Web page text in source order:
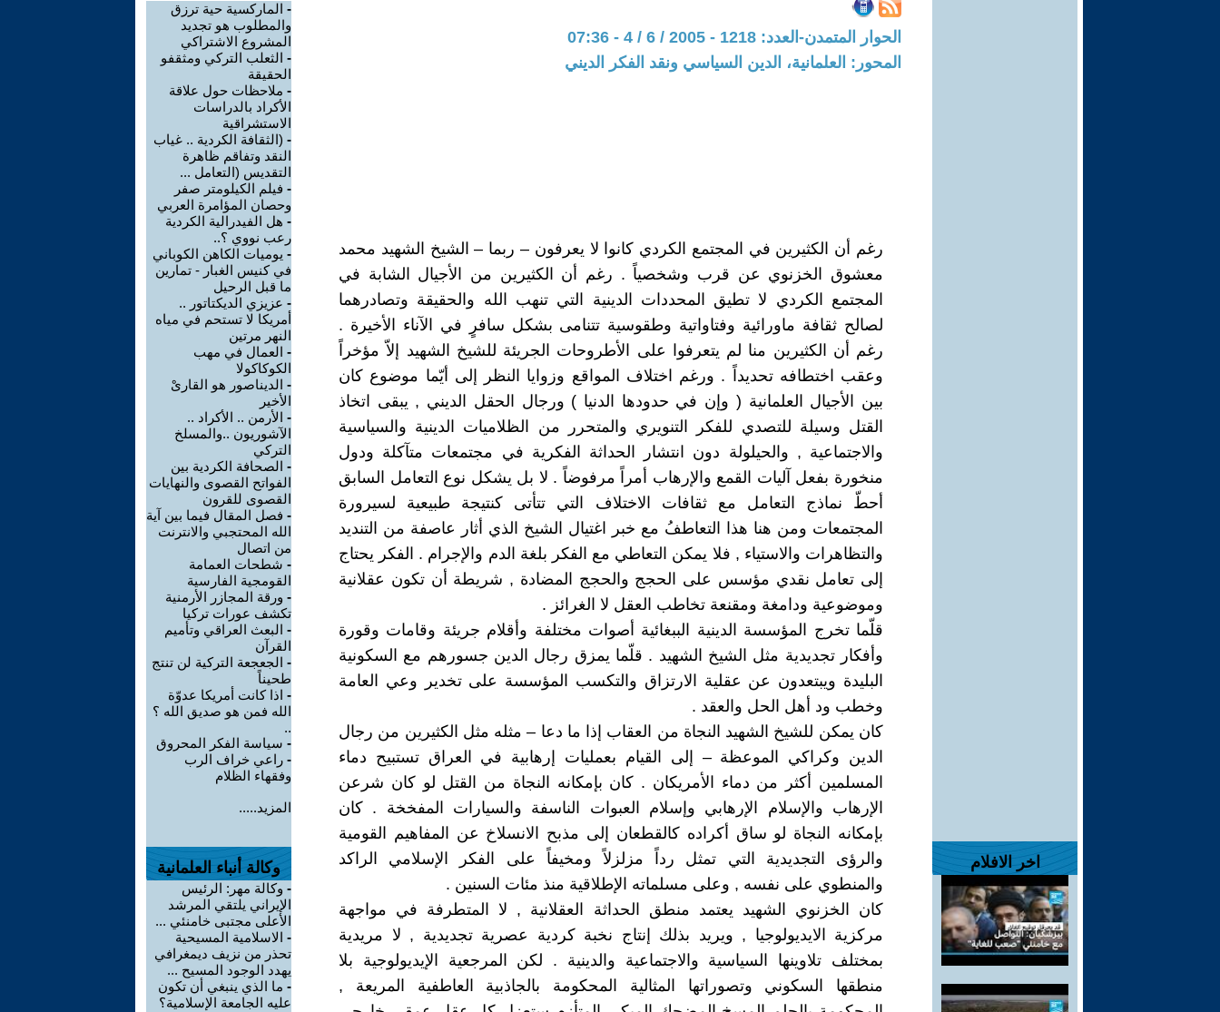
اخر الافلام
الحوار المتمدن-العدد: 1218 - 2005 / 6 / 4 - 07:36
المحور: العلمانية، الدين السياسي ونقد الفكر الديني
رغم أن الكثيرين في المجتمع الكردي كانوا لا يعرفون – ربما – الشيخ الشهيد محمد
معشوق الخزنوي عن قرب وشخصياً . رغم أن الكثيرين من الأجيال الشابة في
المجتمع الكردي لا تطيق المحددات الدينية التي تنهب الله والحقيقة وتصادرهما
لصالح ثقافة ماورائية وفتاواتية وطقوسية تتنامى بشكل سافرٍ في الآناء الأخيرة .
رغم أن الكثيرين منا لم يتعرفوا على الأطروحات الجريئة للشيخ الشهيد إلاّ مؤخراً
وعقب اختطافه تحديداً . ورغم اختلاف المواقع وزوايا النظر إلى أيّما موضوع كان
بين الأجيال العلمانية ( وإن في حدودها الدنيا ) ورجال الحقل الديني , يبقى اتخاذ
القتل وسيلة للتصدي للفكر التنويري والمتحرر من الظلاميات الدينية والسياسية
والاجتماعية , والحيلولة دون انتشار الحداثة الفكرية في مجتمعات متآكلة ودول
منخورة بفعل آليات القمع والإرهاب أمراً مرفوضاً . لا بل يشكل نوع التعامل السابق
أحطّ نماذج التعامل مع ثقافات الاختلاف التي تتأتى كنتيجة طبيعية لسيرورة
المجتمعات ومن هنا هذا التعاطفُ مع خبر اغتيال الشيخ الذي أثار عاصفة من التنديد
والتظاهرات والاستياء , فلا يمكن التعاطي مع الفكر بلغة الدم والإجرام . الفكر يحتاج
إلى تعامل نقدي مؤسس على الحجج والحجج المضادة , شريطة أن تكون عقلانية
وموضوعية ودامغة ومقنعة تخاطب العقل لا الغرائز .
قلّما تخرج المؤسسة الدينية الببغائية أصوات مختلفة وأقلام جريئة وقامات وقورة
وأفكار تجديدية مثل الشيخ الشهيد . قلّما يمزق رجال الدين جسورهم مع السكونية
البليدة ويبتعدون عن عقلية الارتزاق والتكسب المؤسسة على تخدير وعي العامة
وخطب ود أهل الحل والعقد .
كان يمكن للشيخ الشهيد النجاة من العقاب إذا ما دعا – مثله مثل الكثيرين من رجال
الدين وكراكي الموعظة – إلى القيام بعمليات إرهابية في العراق تستبيح دماء
المسلمين أكثر من دماء الأمريكان . كان بإمكانه النجاة من القتل لو كان شرعن
الإرهاب والإسلام الإرهابي وإسلام العبوات الناسفة والسيارات المفخخة . كان
بإمكانه النجاة لو ساق أكراده كالقطعان إلى مذبح الانسلاخ عن المفاهيم القومية
والرؤى التجديدية التي تمثل رداً مزلزلاً ومخيفاً على الفكر الإسلامي الراكد
والمنطوي على نفسه , وعلى مسلماته الإطلاقية منذ مئات السنين .
كان الخزنوي الشهيد يعتمد منطق الحداثة العقلانية , لا المتطرفة في مواجهة
مركزية الايديولوجيا , ويريد بذلك إنتاج نخبة كردية عصرية تجديدية , لا مريدية
بمختلف تلاوينها السياسية والاجتماعية والدينية . لكن المرجعية الإيديولوجية بلا
منطقها السكوني وتصوراتها المثالية المحكومة بالجاذبية العاطفية المريعة ,
- الماركسية حية ترزق
والمطلوب هو تجديد
المشروع الاشتراكي
- الثعلب التركي ومثقفو
الحقيقة
- ملاحظات حول علاقة
الأكراد بالدراسات
الاستشراقية
- (الثقافة الكردية .. غياب
النقد وتفاقم ظاهرة
التقديس (التعامل ...
- فيلم الكيلومتر صفر
وحصان المؤامرة العربي
- هل الفيدرالية الكردية
رعب نووي ؟..
- يوميات الكاهن الكوباني
في كنيس الغبار - تمارين
ما قبل الرحيل
- عزيزي الديكتاتور ..
أمريكا لا تستحم في مياه
النهر مرتين
- العمال في مهب
الكوكاكولا
- الديناصور هو القارىْ
الأخير
- الأرمن .. الأكراد ..
الآشوريون ..والمسلخ
التركي
- الصحافة الكردية بين
الفواتح القصوى والنهايات
القصوى للقرون
- فصل المقال فيما بين آية
الله المحتجبي والانترنت
من اتصال
- شطحات العمامة
القومجية الفارسية
- ورقة المجازر الأرمنية
تكشف عورات تركيا
- البعث العراقي وتأميم
القرآن
- الجعجعة التركية لن تنتج
طحيناً
- اذا كانت أمريكا عدوّة
الله فمن هو صديق الله ؟
..
- سياسة الفكر المحروق
- راعي خراف الرب
وفقهاء الظلام
المزيد.....
وكالة أنباء العلمانية
- وكالة مهر: الرئيس
الإيراني يلتقي المرشد
الأعلى مجتبى خامنئي ...
- الاسلامية المسيحية
تحذر من نزيف ديمغرافي
يهدد الوجود المسيح ...
- ما الذي ينبغي أن تكون
عليه الجامعة الإسلامية؟